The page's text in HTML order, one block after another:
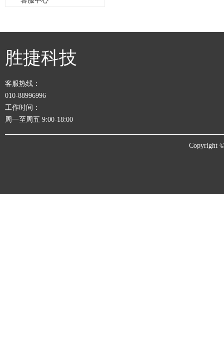
胜捷科技
客服热线：
010-88996996
工作时间：
周一至周五 9:00-18:00
Copyright